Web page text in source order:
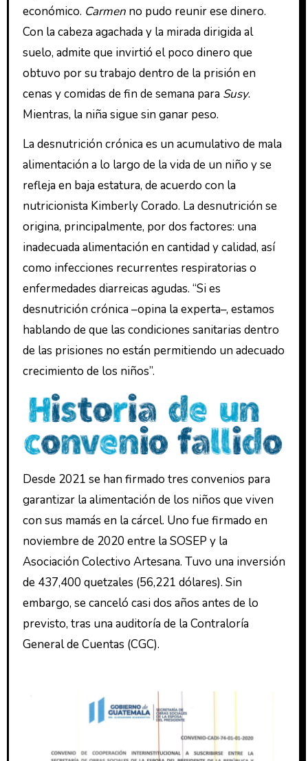
económico. Carmenno pudo reunir ese dinero.
Con la cabeza agachada y la mirada dirigida al
suelo, admite que invirtió el poco dinero que
obtuvo por su trabajo dentro de la prisión en
cenas y comidas de fin de semana para Susy.
Mientras, la niña sigue sin ganar peso.
La desnutrición crónica es un acumulativo de mala
alimentación a lo largo de la vida de un niño y se
refleja en baja estatura, de acuerdo con la
nutricionista Kimberly Corado. La desnutrición se
origina, principalmente, por dos factores: una
inadecuada alimentación en cantidad y calidad, así
como infecciones recurrentes respiratorias o
enfermedades diarreicas agudas. “Si es
desnutrición crónica –opina la experta–, estamos
hablando de que las condiciones sanitarias dentro
de las prisiones no están permitiendo un adecuado
crecimiento de los niños”.
Desde 2021 se han firmado tres convenios para
garantizar la alimentación de los niños que viven
con sus mamás en la cárcel. Uno fue firmado en
noviembre de 2020 entre la SOSEP y la
Asociación Colectivo Artesana. Tuvo una inversión
de 437,400 quetzales (56,221 dólares). Sin
embargo, se canceló casi dos años antes de lo
previsto, tras una auditoría de la Contraloría
General de Cuentas (CGC).